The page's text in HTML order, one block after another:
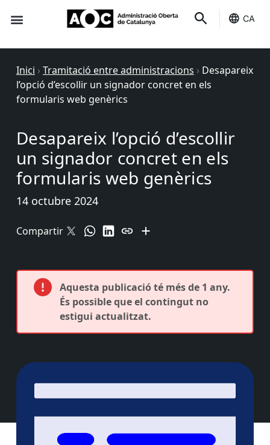
CA
Inici › Tramitació entre administracions › Desapareix
l’opció d’escollir un signador concret en els
formularis web genèrics
Desapareix l’opció d’escollir
un signador concret en els
formularis web genèrics
14 octubre 2024
Compartir
Aquesta publicació té més de 1 any.
És possible que el contingut no
estigui actualitzat.